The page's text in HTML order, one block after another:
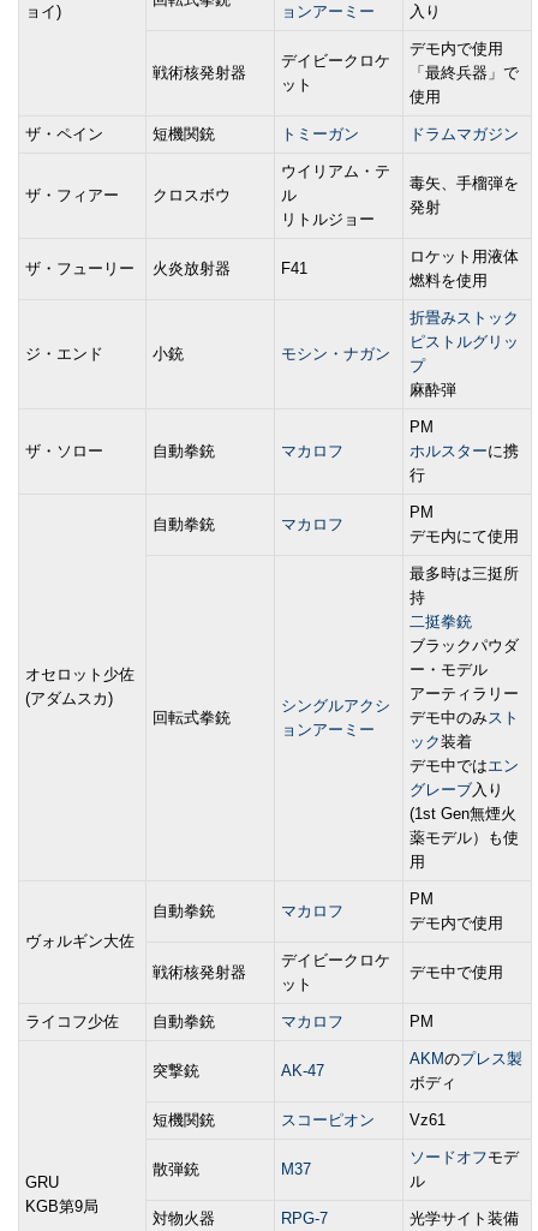
ョイ) ョンアーミー 入り
戦術核発射器
デイビークロケ
ット
デモ内で使用
「最終兵器」で
使用
ザ・ペイン 短機関銃 トミーガン ドラムマガジン
ザ・フィアー クロスボウ
ウイリアム・テ
ル
リトルジョー
毒矢、手榴弾を
発射
ザ・フューリー 火炎放射器 F41
ロケット用液体
燃料を使用
ジ・エンド 小銃 モシン・ナガン
折畳みストック
ピストルグリッ
プ
麻酔弾
ザ・ソロー 自動拳銃 マカロフ
PM
ホルスターに携
行
オセロット少佐
(アダムスカ)
自動拳銃 マカロフ
PM
デモ内にて使用
回転式拳銃
シングルアクシ
ョンアーミー
最多時は三挺所
持
二挺拳銃
ブラックパウダ
ー・モデル
アーティラリー
デモ中のみスト
ック装着
デモ中ではエン
グレーブ入り
(1st Gen無煙火
薬モデル）も使
用
ヴォルギン大佐
自動拳銃 マカロフ
PM
デモ内で使用
戦術核発射器
デイビークロケ
ット
デモ中で使用
ライコフ少佐 自動拳銃 マカロフ PM
GRU
KGB第9局
突撃銃 AK-47
AKMのプレス製
ボディ
短機関銃 スコーピオン Vz61
散弾銃 M37
ソードオフモデ
ル
対物火器 RPG-7 光学サイト装備